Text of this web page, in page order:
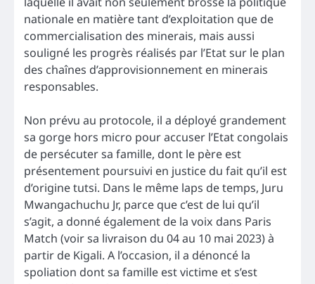
nationale en matière tant d’exploitation que de
commercialisation des minerais, mais aussi
souligné les progrès réalisés par l’Etat sur le plan
des chaînes d’approvisionnement en minerais
responsables.
Non prévu au protocole, il a déployé grandement
sa gorge hors micro pour accuser l’Etat congolais
de persécuter sa famille, dont le père est
présentement poursuivi en justice du fait qu’il est
d’origine tutsi. Dans le même laps de temps, Juru
Mwangachuchu Jr, parce que c’est de lui qu’il
s’agit, a donné également de la voix dans Paris
Match (voir sa livraison du 04 au 10 mai 2023) à
partir de Kigali. A l’occasion, il a dénoncé la
spoliation dont sa famille est victime et s’est